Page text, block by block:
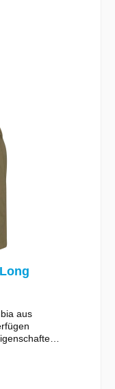
aus
UPF 50 sun
detail Zip-